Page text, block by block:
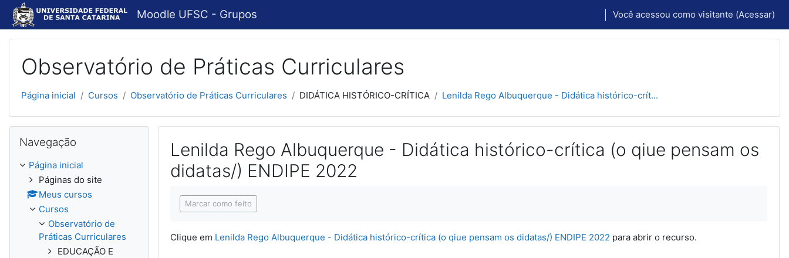
Ir para o conteúdo principal
Moodle UFSC - Grupos Você acessou como visitante (Acessar)
Observatório de Práticas Curriculares
Página inicial Cursos Observatório de Práticas Curriculares DIDÁTICA HISTÓRICO-CRÍTICA Lenilda Rego Albuquerque - Didática histórico-crít...
Lenilda Rego Albuquerque - Didática histórico-crítica (o qiue pensam os
didatas/) ENDIPE 2022
Marcar como feito
Clique em Lenilda Rego Albuquerque - Didática histórico-crítica (o qiue pensam os didatas/) ENDIPE 2022 para abrir o recurso.
Navegação
Página inicial
Páginas do site
Meus cursos
Cursos
Observatório de
Práticas Curriculares
EDUCAÇÃO E